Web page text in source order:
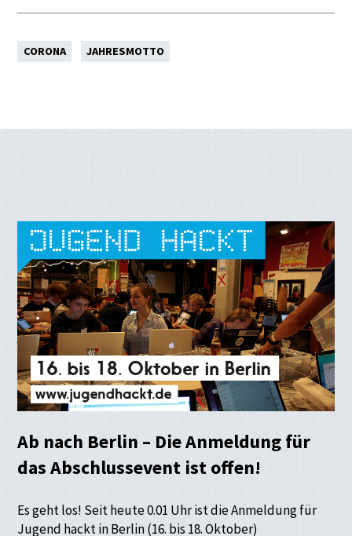
CORONA JAHRESMOTTO
Ab nach Berlin – Die Anmeldung für
das Abschlussevent ist offen!
Es geht los! Seit heute 0.01 Uhr ist die Anmeldung für
Jugend hackt in Berlin (16. bis 18. Oktober)